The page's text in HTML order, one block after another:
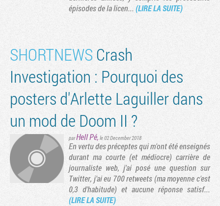
épisodes de la licen... (LIRE LA SUITE)
SHORTNEWS Crash
Investigation : Pourquoi des
posters d'Arlette Laguiller dans
un mod de Doom II ?
parHell Pé, le 02 December 2018
En vertu des préceptes qui m'ont été enseignés
durant ma courte (et médiocre) carrière de
journaliste web, j'ai posé une question sur
Twitter, j'ai eu 700 retweets (ma moyenne c'est
0,3 d'habitude) et aucune réponse satisf...
(LIRE LA SUITE)